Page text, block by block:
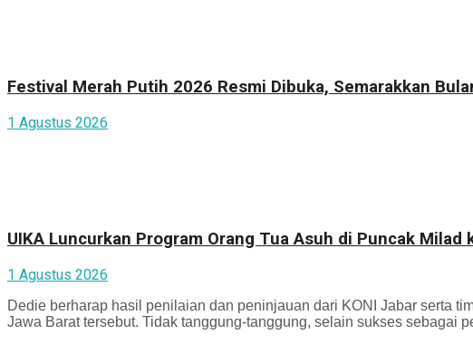
Festival Merah Putih 2026 Resmi Dibuka, Semarakkan
1 Agustus 2026
UIKA Luncurkan Program Orang Tua Asuh di Puncak Milad
1 Agustus 2026
Dedie berharap hasil penilaian dan peninjauan dari KONI Jabar serta
Jawa Barat tersebut. Tidak tanggung-tanggung, selain sukses sebagai